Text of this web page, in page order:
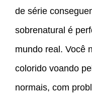
de série
sobrenatural é
mundo real. Você
colorido voando
normais, com